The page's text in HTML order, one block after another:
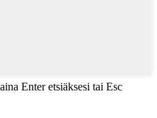
Enter etsiäksesi tai Esc